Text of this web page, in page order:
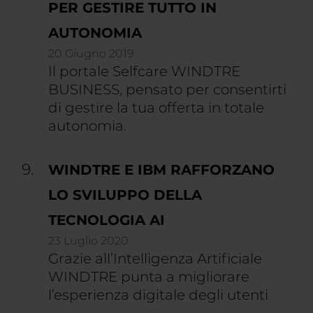
PER GESTIRE TUTTO IN
AUTONOMIA
20 Giugno 2019
Il portale Selfcare WINDTRE
BUSINESS, pensato per consentirti
di gestire la tua offerta in totale
autonomia.
WINDTRE E IBM RAFFORZANO
LO SVILUPPO DELLA
TECNOLOGIA AI
23 Luglio 2020
Grazie all’Intelligenza Artificiale
WINDTRE punta a migliorare
l’esperienza digitale degli utenti